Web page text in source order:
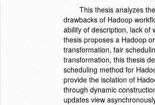
This thesis analyzes
drawbacks of Hadoop
ability of description, lack of
thesis proposes a Hadoop
transformation, fair
transformation, this thesis
scheduling method for
provide the isolation of
through dynamic
updates view